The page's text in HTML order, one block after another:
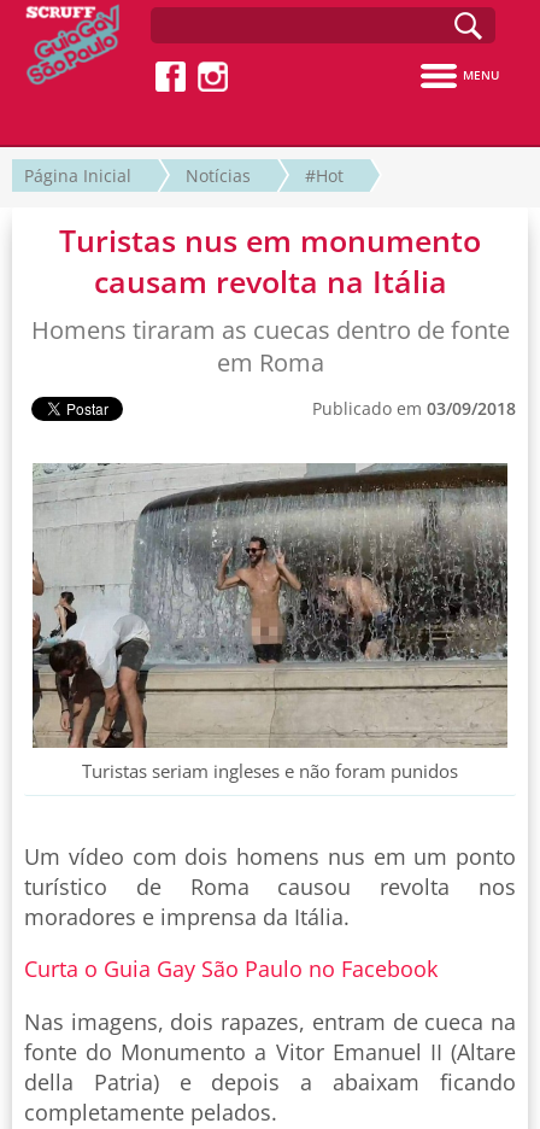
MENU
Página Inicial Notícias #Hot
Turistas nus em monumento
causam revolta na Itália
Homens tiraram as cuecas dentro de fonte
em Roma
Publicado em 03/09/2018
Turistas seriam ingleses e não foram punidos
Um vídeo com dois homens nus em um ponto
turístico de Roma causou revolta nos
moradores e imprensa da Itália.
Curta o Guia Gay São Paulo no Facebook
Nas imagens, dois rapazes, entram de cueca na
fonte do Monumento a Vitor Emanuel II (Altare
della Patria) e depois a abaixam ficando
completamente pelados.